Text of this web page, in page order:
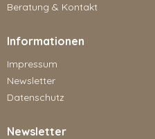
Beratung & Kontakt
Informationen
Impressum
Newsletter
Datenschutz
Newsletter